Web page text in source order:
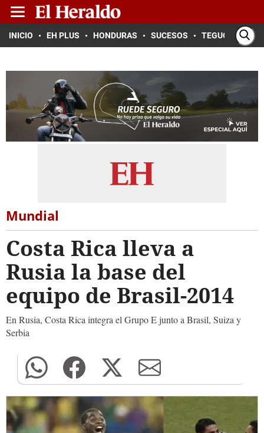
INICIO EH PLUS HONDURAS SUCESOS TEGUCIGALPA
Mundial
Costa Rica lleva a
Rusia la base del
equipo de Brasil-2014
En Rusia, Costa Rica integra el Grupo E junto a Brasil, Suiza y
Serbia